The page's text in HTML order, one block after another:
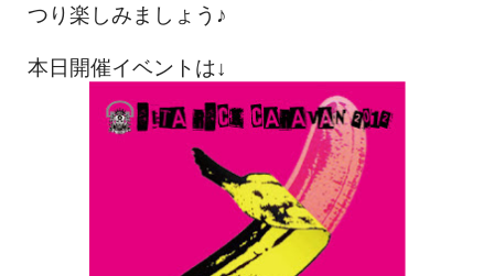
つり楽しみましょう♪
本日開催イベントは↓